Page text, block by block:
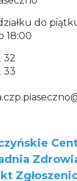
do
18:00
32
33